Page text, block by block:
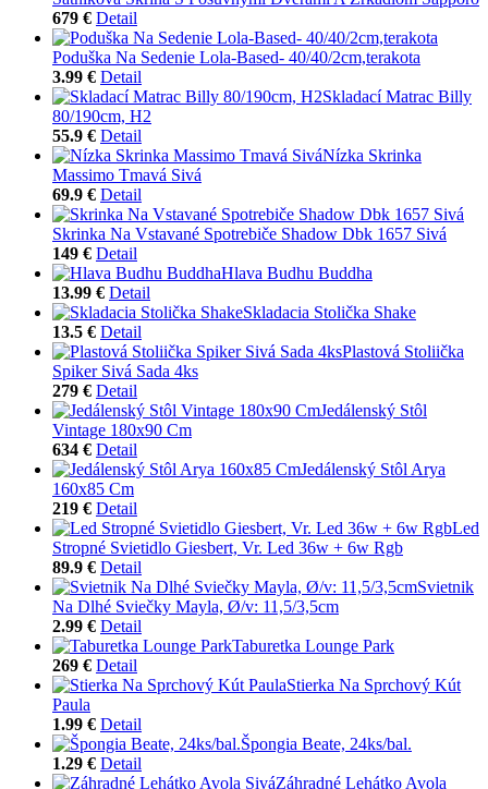
679 € Detail
Poduška Na Sedenie Lola-Based- 40/40/2cm,terakota
3.99 € Detail
Skladací Matrac Billy
80/190cm, H2
55.9 € Detail
Nízka Skrinka
Massimo Tmavá Sivá
69.9 € Detail
Skrinka Na Vstavané Spotrebiče Shadow Dbk 1657 Sivá
149 € Detail
Hlava Budhu Buddha
13.99 € Detail
Skladacia Stolička Shake
13.5 € Detail
Plastová Stoliička
Spiker Sivá Sada 4ks
279 € Detail
Jedálenský Stôl
Vintage 180x90 Cm
634 € Detail
Jedálenský Stôl Arya
160x85 Cm
219 € Detail
Led
Stropné Svietidlo Giesbert, Vr. Led 36w + 6w Rgb
89.9 € Detail
Svietnik
Na Dlhé Sviečky Mayla, Ø/v: 11,5/3,5cm
2.99 € Detail
Taburetka Lounge Park
269 € Detail
Stierka Na Sprchový Kút
Paula
1.99 € Detail
Špongia Beate, 24ks/bal.
1.29 € Detail
Záhradné Lehátko Avola